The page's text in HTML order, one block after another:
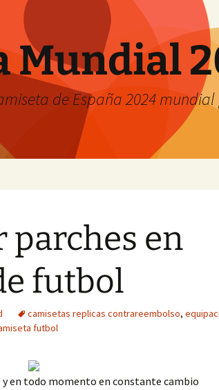
Mundial
de España 2024
parches en
futbol
camisetas replicas contrareembolso,
futbol
en todo momento en constante cambio